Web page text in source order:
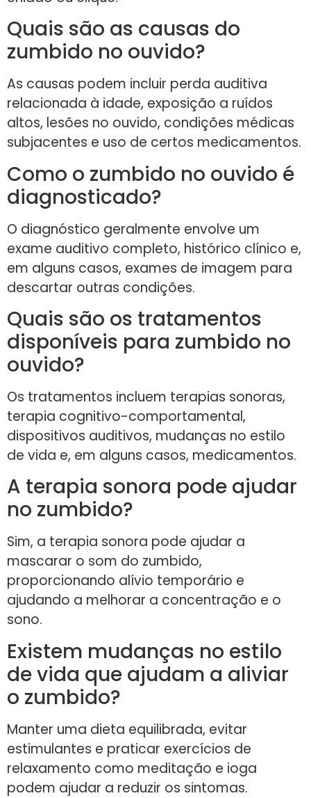
Quais são as causas do
zumbido no ouvido?
As causas podem incluir perda auditiva
relacionada à idade, exposição a ruídos
altos, lesões no ouvido, condições médicas
subjacentes e uso de certos medicamentos.
Como o zumbido no ouvido é
diagnosticado?
O diagnóstico geralmente envolve um
exame auditivo completo, histórico clínico e,
em alguns casos, exames de imagem para
descartar outras condições.
Quais são os tratamentos
disponíveis para zumbido no
ouvido?
Os tratamentos incluem terapias sonoras,
terapia cognitivo-comportamental,
dispositivos auditivos, mudanças no estilo
de vida e, em alguns casos, medicamentos.
A terapia sonora pode ajudar
no zumbido?
Sim, a terapia sonora pode ajudar a
mascarar o som do zumbido,
proporcionando alívio temporário e
ajudando a melhorar a concentração e o
sono.
Existem mudanças no estilo
de vida que ajudam a aliviar
o zumbido?
Manter uma dieta equilibrada, evitar
estimulantes e praticar exercícios de
relaxamento como meditação e ioga
podem ajudar a reduzir os sintomas.